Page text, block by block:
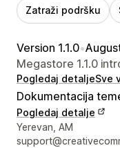
Zatraži podršku
Version 1.1.0•
Megastore 1.1.0
Pogledaj detaljeSve
Dokumentacija
Pogledaj detalje
Podaci za kontakt
Yerevan, AM